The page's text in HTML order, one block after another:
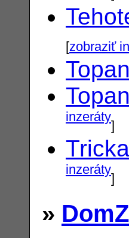
[zobraziť
inzeráty]
inzeráty]
»